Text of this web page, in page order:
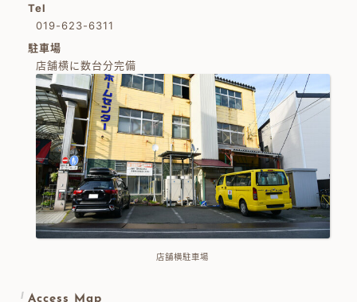
Tel
019-623-6311
駐車場
店舗横に数台分完備
店舗横駐車場
Access Map